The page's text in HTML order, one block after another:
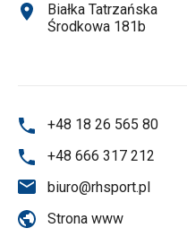
Białka Tatrzańska
Środkowa 181b
+48 18 26 565 80
+48 666 317 212
biuro@rhsport.pl
Strona www